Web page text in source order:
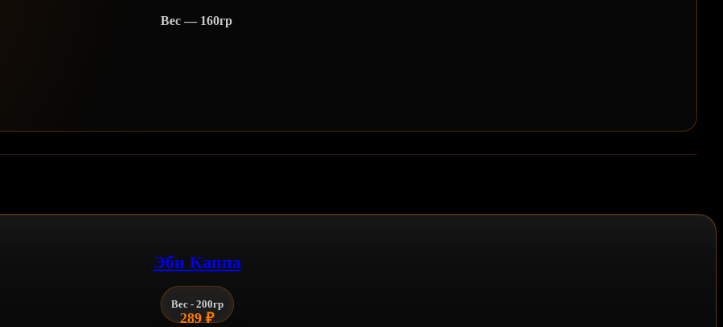
Вес — 160гр
Эби Каппа
Вес - 200гр
289 ₽